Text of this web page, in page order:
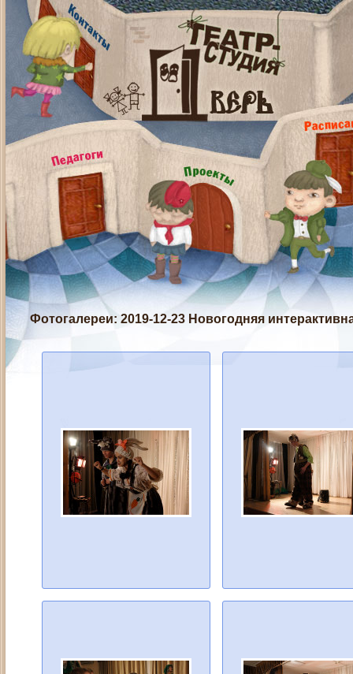
Фотогалереи: 2019-12-23 Новогодняя